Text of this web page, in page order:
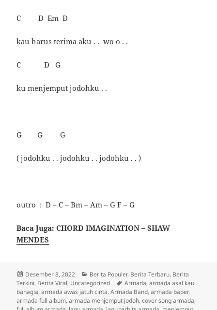
C D Em D
kau harus terima aku . . wo o . .
C D G
ku menjemput jodohku . .
G G G
( jodohku . . jodohku . . jodohku . . )
outro : D – C – Bm – Am – G F – G
Baca Juga:CHORD IMAGINATION – SHAW
MENDES
Diposkan
pada
Desember 8, 2022 Kategori
Berita Populer, Berita Terbaru, Berita
Terkini, Berita Viral, Uncategorized Tag
Armada,armada asal kau
bahagia,armada awas jatuh cinta,Armada Band,armada baper,
armada full album,armada menjemput jodoh,cover song armada,